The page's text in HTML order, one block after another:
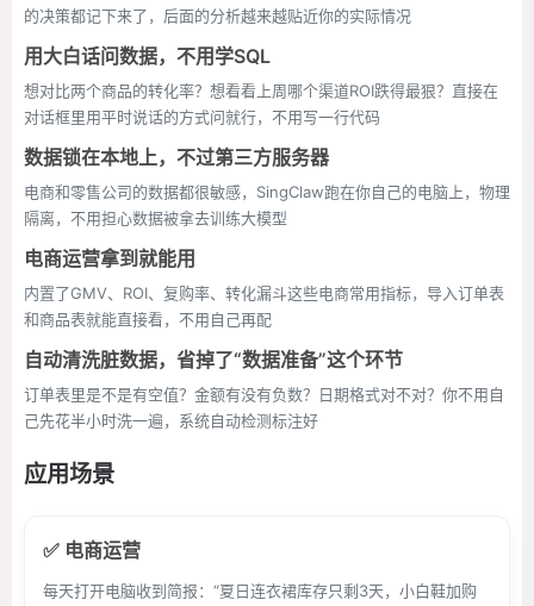
的决策都记下来了，后面的分析越来越贴近你的实际情况
用大白话问数据，不用学SQL
想对比两个商品的转化率？想看看上周哪个渠道ROI跌得最狠？直接在
对话框里用平时说话的方式问就行，不用写一行代码
数据锁在本地上，不过第三方服务器
电商和零售公司的数据都很敏感，SingClaw跑在你自己的电脑上，物理
隔离，不用担心数据被拿去训练大模型
电商运营拿到就能用
内置了GMV、ROI、复购率、转化漏斗这些电商常用指标，导入订单表
和商品表就能直接看，不用自己再配
自动清洗脏数据，省掉了“数据准备”这个环节
订单表里是不是有空值？金额有没有负数？日期格式对不对？你不用自
己先花半小时洗一遍，系统自动检测标注好
应用场景
✅ 电商运营
每天打开电脑收到简报：“夏日连衣裙库存只剩3天，小白鞋加购